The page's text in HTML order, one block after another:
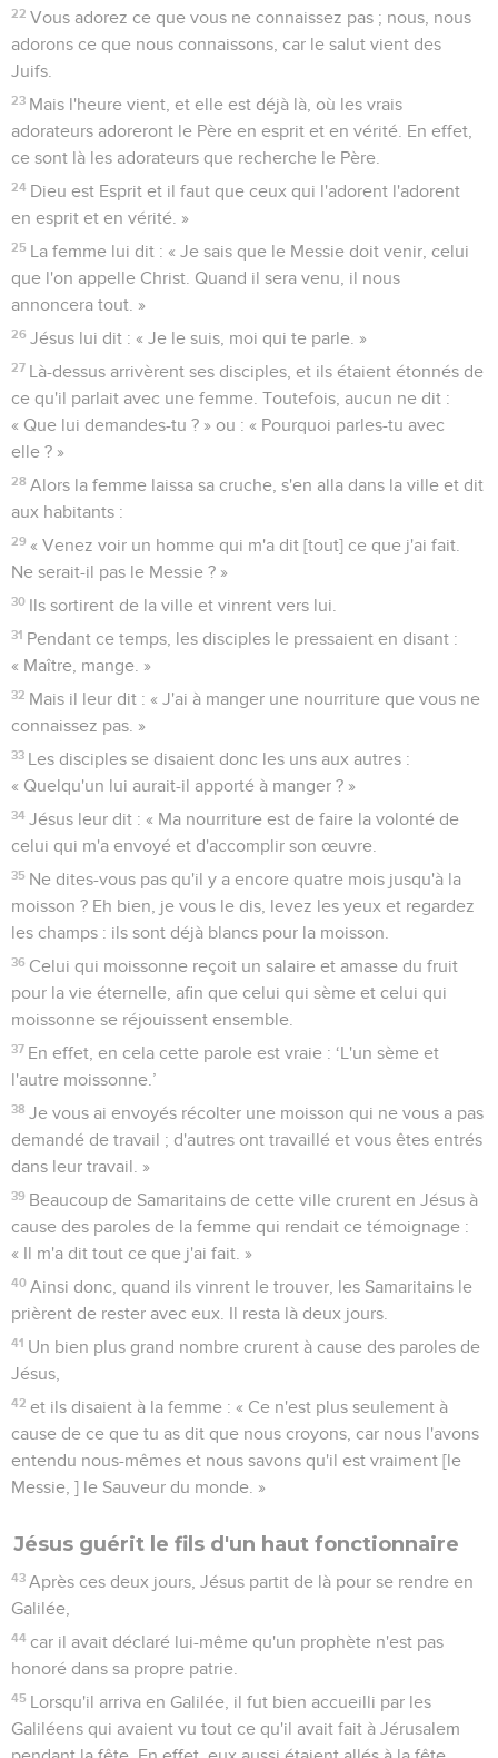
22 Vous adorez ce que vous ne connaissez pas ; nous, nous
adorons ce que nous connaissons, car le salut vient des
Juifs.
23 Mais l'heure vient, et elle est déjà là, où les vrais
adorateurs adoreront le Père en esprit et en vérité. En effet,
ce sont là les adorateurs que recherche le Père.
24 Dieu est Esprit et il faut que ceux qui l'adorent l'adorent
en esprit et en vérité. »
25 La femme lui dit : « Je sais que le Messie doit venir, celui
que l'on appelle Christ. Quand il sera venu, il nous
annoncera tout. »
26 Jésus lui dit : « Je le suis, moi qui te parle. »
27 Là-dessus arrivèrent ses disciples, et ils étaient étonnés de
ce qu'il parlait avec une femme. Toutefois, aucun ne dit :
« Que lui demandes-tu ? » ou : « Pourquoi parles-tu avec
elle ? »
28 Alors la femme laissa sa cruche, s'en alla dans la ville et dit
aux habitants :
29 « Venez voir un homme qui m'a dit [tout] ce que j'ai fait.
Ne serait-il pas le Messie ? »
30 Ils sortirent de la ville et vinrent vers lui.
31 Pendant ce temps, les disciples le pressaient en disant :
« Maître, mange. »
32 Mais il leur dit : « J'ai à manger une nourriture que vous ne
connaissez pas. »
33 Les disciples se disaient donc les uns aux autres :
« Quelqu'un lui aurait-il apporté à manger ? »
34 Jésus leur dit : « Ma nourriture est de faire la volonté de
celui qui m'a envoyé et d'accomplir son œuvre.
35 Ne dites-vous pas qu'il y a encore quatre mois jusqu'à la
moisson ? Eh bien, je vous le dis, levez les yeux et regardez
les champs : ils sont déjà blancs pour la moisson.
36 Celui qui moissonne reçoit un salaire et amasse du fruit
pour la vie éternelle, afin que celui qui sème et celui qui
moissonne se réjouissent ensemble.
37 En effet, en cela cette parole est vraie : ‘L'un sème et
l'autre moissonne.’
38 Je vous ai envoyés récolter une moisson qui ne vous a pas
demandé de travail ; d'autres ont travaillé et vous êtes entrés
dans leur travail. »
39 Beaucoup de Samaritains de cette ville crurent en Jésus à
cause des paroles de la femme qui rendait ce témoignage :
« Il m'a dit tout ce que j'ai fait. »
40 Ainsi donc, quand ils vinrent le trouver, les Samaritains le
prièrent de rester avec eux. Il resta là deux jours.
41 Un bien plus grand nombre crurent à cause des paroles de
Jésus,
42 et ils disaient à la femme : « Ce n'est plus seulement à
cause de ce que tu as dit que nous croyons, car nous l'avons
entendu nous-mêmes et nous savons qu'il est vraiment [le
Messie, ] le Sauveur du monde. »
Jésus guérit le fils d'un haut fonctionnaire
43 Après ces deux jours, Jésus partit de là pour se rendre en
Galilée,
44 car il avait déclaré lui-même qu'un prophète n'est pas
honoré dans sa propre patrie.
45 Lorsqu'il arriva en Galilée, il fut bien accueilli par les
Galiléens qui avaient vu tout ce qu'il avait fait à Jérusalem